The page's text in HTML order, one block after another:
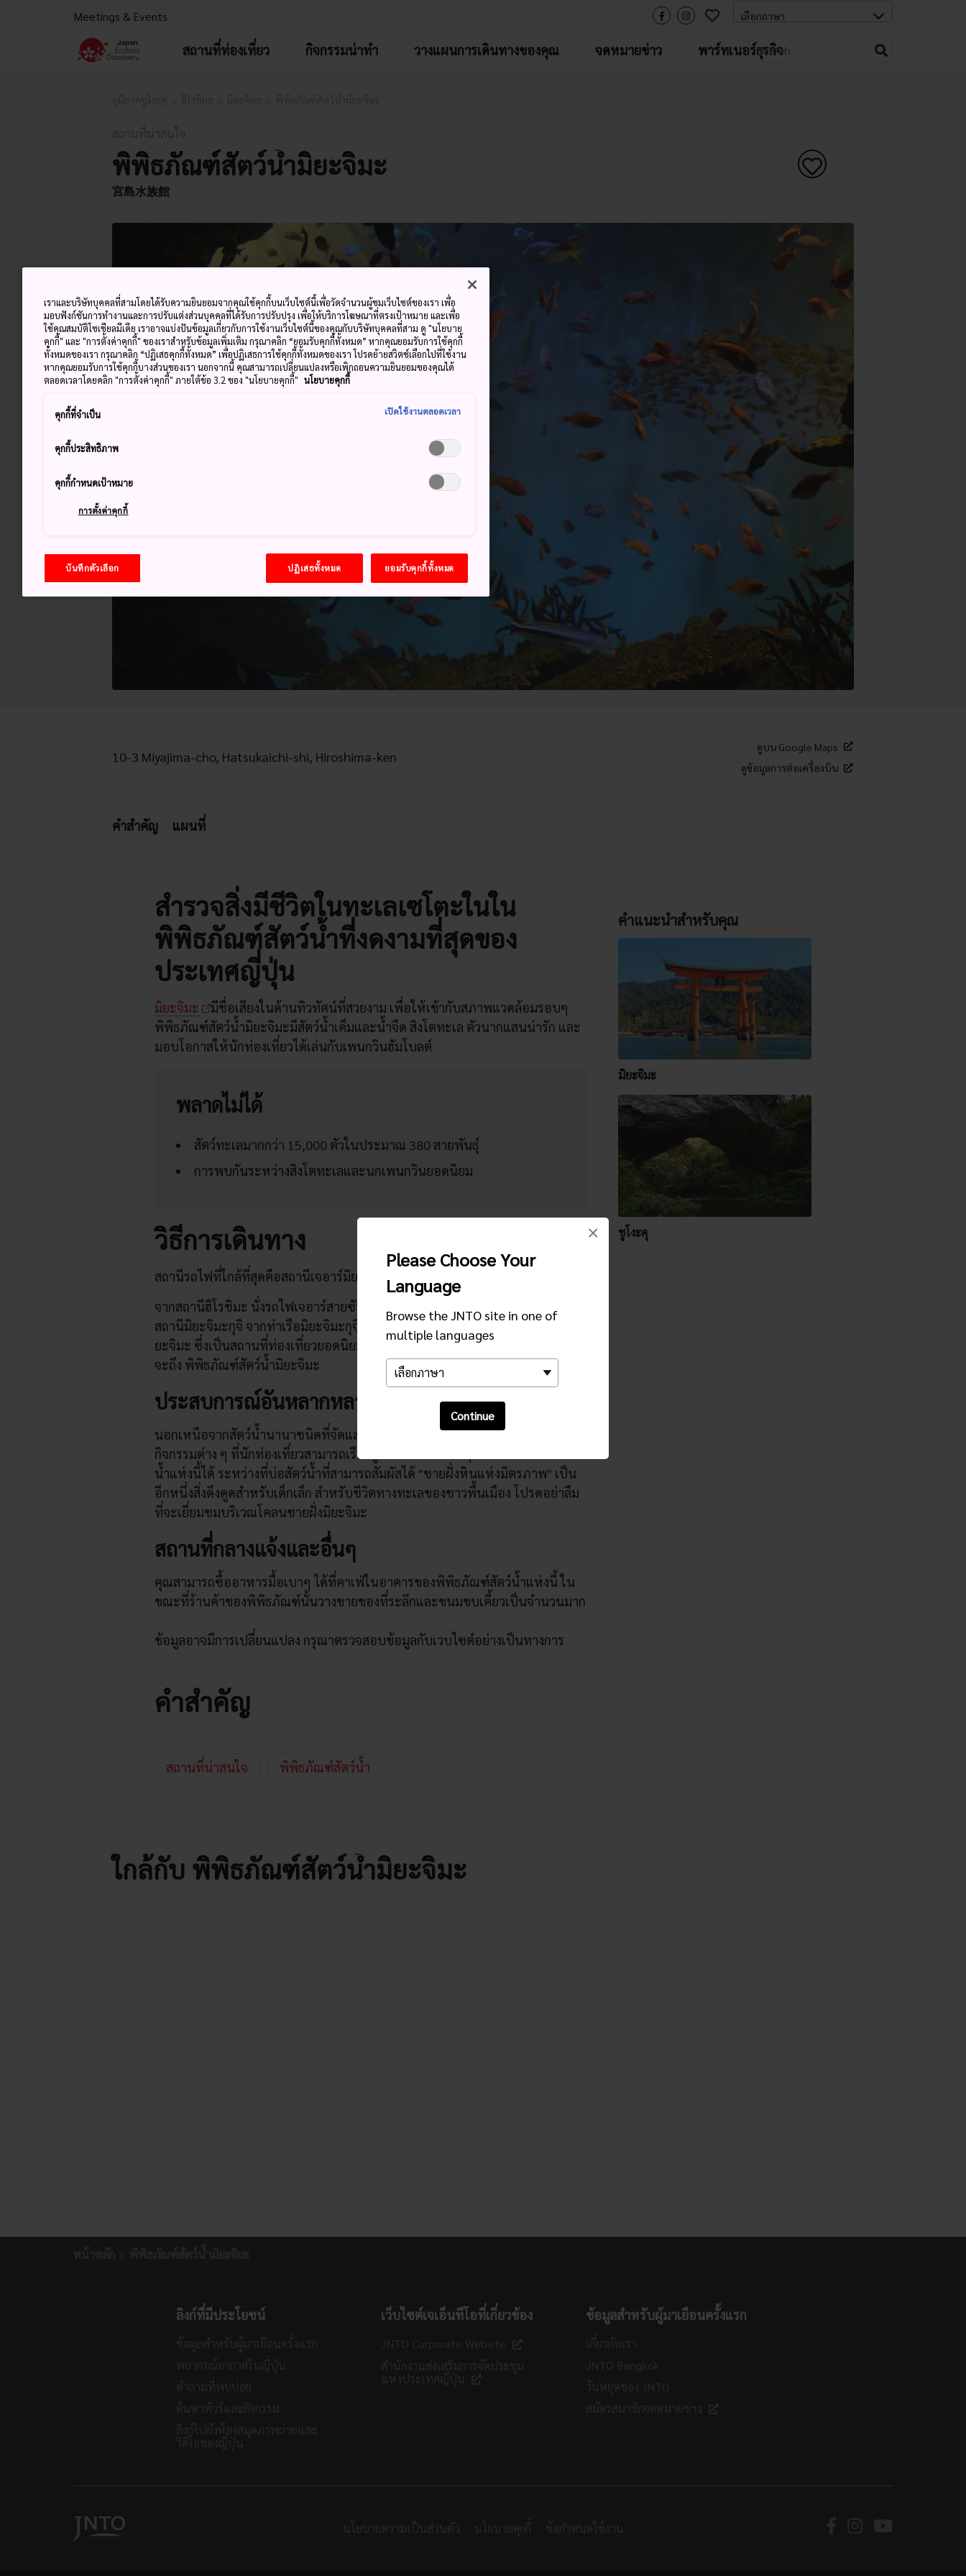
Please Choose Your
Language
Browse the JNTO site in one of
multiple languages
Continue
×
Meetings & Events
สถานที่ท่องเที่ยว กิจกรรมน่าทำ วางแผนการเดินทางของคุณ จดหมายข่าว พาร์ทเนอร์ธุรกิจ
พิพิธภัณฑ์สัตว์น้ำมิยะจิมะ
宮島水族館
10-3 Miyajima-cho, Hatsukaichi-shi, Hiroshima-ken
ดูบน Google Maps
ดูข้อมูลการต่อเครื่องบิน
คำสำคัญ แผนที่
สำรวจสิ่งมีชีวิตในทะเลเซโตะในใน
พิพิธภัณฑ์สัตว์น้ำที่งดงามที่สุดของ
ประเทศญี่ปุ่น
มิยะจิมะ
มีชื่อเสียงในด้านทิวทัศน์ที่สวยงาม เพื่อให้เข้ากับสภาพแวดล้อมรอบๆ
พิพิธภัณฑ์สัตว์น้ำมิยะจิมะมีสัตว์น้ำเค็มและน้ำจืด สิงโตทะเล ตัวนากแสนน่ารัก และ
มอบโอกาสให้นักท่องเที่ยวได้เล่นกับเพนกวินฮัมโบลต์
พลาดไม่ได้
สัตว์ทะเลมากกว่า 15,000 ตัวในประมาณ 380 สายพันธุ์
การพบกันระหว่างสิงโตทะเลและนกเพนกวินยอดนิยม
วิธีการเดินทาง
สถานีรถไฟที่ใกล้ที่สุดคือสถานีเจอาร์มิยะจิมะกุจิ หรือสถานีฮิโรเดนมิยะจิมะกุจิ
จากสถานีฮิโรชิมะ นั่งรถไฟเจอาร์สายซันโย ซึ่งจะใช้เวลาประมาณ 25 นาทีไปยัง
สถานีมิยะจิมะกุจิ จากท่าเรือมิยะจิมะกุจิให้นั่งเฟอร์รี่เป็นเวลา 10 นาทีไปยังท่าเรือมิ
ยะจิมะ ซึ่งเป็นสถานที่ท่องเที่ยวยอดนิยมที่อยู่ใกล้เคียง จากตรงนั้นเดินอีก 25 นาทีก็
จะถึง พิพิธภัณฑ์สัตว์น้ำมิยะจิมะ
ประสบการณ์อันหลากหลายให้คุณสัมผัส
นอกเหนือจากสัตว์น้ำนานาชนิดที่จัดแสดงแล้ว ที่ห้องปฏิบัติการเซโตะอุจิยังมี
กิจกรรมต่าง ๆ ที่นักท่องเที่ยวสามารถเรียนรู้เกี่ยวกับสัตว์ต่าง ๆ ภายในพิพิธภัณฑ์สัตว์
น้ำแห่งนี้ได้ ระหว่างที่บ่อสัตว์น้ำที่สามารถสัมผัสได้ "ชายฝั่งหินแห่งมิตรภาพ" เป็น
อีกหนึ่งสิ่งดึงดูดสำหรับเด็กเล็ก สำหรับชีวิตทางทะเลของชาวพื้นเมือง โปรดอย่าลืม
ที่จะเยี่ยมชมบริเวณโคลนชายฝั่งมิยะจิมะ
สถานที่กลางแจ้งและอื่นๆ
คุณสามารถซื้ออาหารมื้อเบาๆ ได้ที่คาเฟ่ในอาคารของพิพิธภัณฑ์สัตว์น้ำแห่งนี้ ใน
ขณะที่ร้านค้าของพิพิธภัณฑ์นั้นวางขายของที่ระลึกและขนมขบเคี้ยวเป็นจำนวนมาก
ข้อมูลอาจมีการเปลี่ยนแปลง กรุณาตรวจสอบข้อมูลกับเวบไซต์อย่างเป็นทางการ
คำสำคัญ
สถานที่น่าสนใจ พิพิธภัณฑ์สัตว์น้ำ
คำแนะนำสำหรับคุณ
มิยะจิมะ
ชูโงะคุ
ใกล้กับ พิพิธภัณฑ์สัตว์น้ำมิยะจิมะ
ลิงก์ที่มีประโยชน์ เว็บไซต์เจเอ็นทีโอที่เกี่ยวข้อง ข้อมูลสำหรับผู้มาเยือนครั้งแรก
เราและบริษัทบุคคลที่สามโดยได้รับความยินยอมจากคุณใช้คุกกี้บนเว็บไซต์นี้เพื่อวัดจำนวนผู้ชมเว็บไซต์ของเรา เพื่อ
มอบฟังก์ชันการทำงานและการปรับแต่งส่วนบุคคลที่ได้รับการปรับปรุง เพื่อให้บริการโฆษณาที่ตรงเป้าหมาย และเพื่อ
ใช้คุณสมบัติโซเชียลมีเดีย เราอาจแบ่งปันข้อมูลเกี่ยวกับการใช้งานเว็บไซต์นี้ของคุณกับบริษัทบุคคลที่สาม ดู "นโยบาย
คุกกี้" และ "การตั้งค่าคุกกี้" ของเราสำหรับข้อมูลเพิ่มเติม กรุณาคลิก “ยอมรับคุกกี้ทั้งหมด” หากคุณยอมรับการใช้คุกกี้
ทั้งหมดของเรา กรุณาคลิก “ปฏิเสธคุกกี้ทั้งหมด” เพื่อปฏิเสธการใช้คุกกี้ทั้งหมดของเรา โปรดย้ายสวิตช์เลือกไปที่ใช้งาน
หากคุณยอมรับการใช้คุกกี้บางส่วนของเรา นอกจากนี้ คุณสามารถเปลี่ยนแปลงหรือเพิกถอนความยินยอมของคุณได้
ตลอดเวลาโดยคลิก "การตั้งค่าคุกกี้" ภายใต้ข้อ 3.2 ของ "นโยบายคุกกี้" นโยบายคุกกี้
คุกกี้ที่จำเป็น เปิดใช้งานตลอดเวลา
คุกกี้ประสิทธิภาพ
คุกกี้กำหนดเป้าหมาย
การตั้งค่าคุกกี้
บันทึกตัวเลือก ปฏิเสธทั้งหมด ยอมรับคุกกี้ทั้งหมด